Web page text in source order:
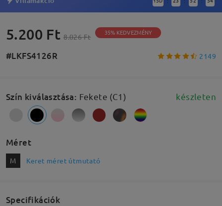
5.200 Ft 8.026 Ft 35% KEDVEZMÉNY
#LKFS4126R 2149
Szín kiválasztása: Fekete (C1) készleten
Méret
M Keret méret útmutató
Specifikációk